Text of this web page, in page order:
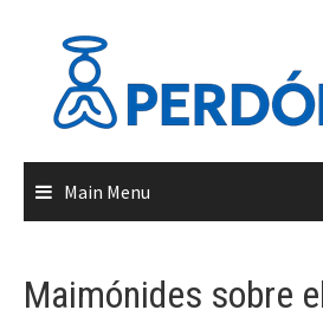
Main Menu
Maimónides sobre